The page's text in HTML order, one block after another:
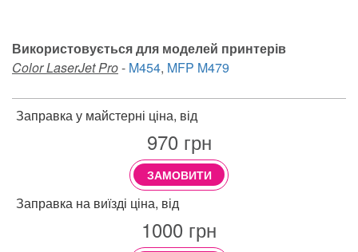
Використовується для моделей принтерів
Color LaserJet Pro- M454, MFP M479
Заправка у майстерні ціна, від
970грн
ЗАМОВИТИ
Заправка на виїзді ціна, від
1000 грн